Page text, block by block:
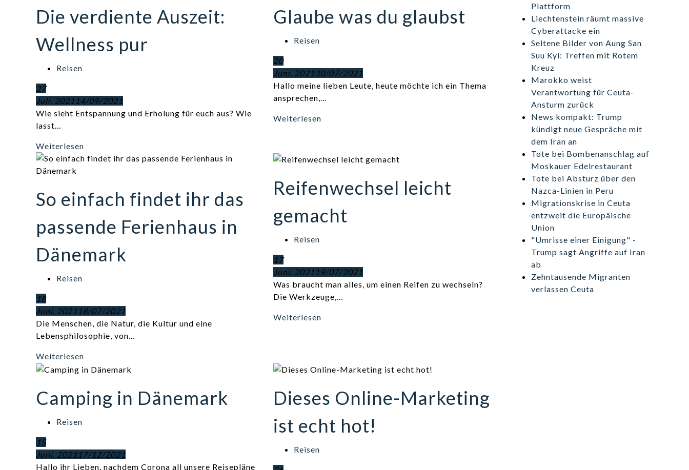
Die verdiente Auszeit:
Wellness pur
Reisen
27
Juli, 2021 14/09/2021
Wie sieht Entspannung und Erholung für euch aus? Wie
lasst…
Weiterlesen
Glaube was du glaubst
Reisen
20
Juni, 202130/07/2021
Hallo meine lieben Leute, heute möchte ich ein Thema
ansprechen,…
Weiterlesen
So einfach findet ihr das
passende Ferienhaus in
Dänemark
Reisen
18
Juni, 2021 18/07/2021
Die Menschen, die Natur, die Kultur und eine
Lebensphilosophie, von…
Weiterlesen
Reifenwechsel leicht
gemacht
Reisen
17
Juni, 2021 19/07/2021
Was braucht man alles, um einen Reifen zu wechseln?
Die Werkzeuge,…
Weiterlesen
Camping in Dänemark
Reisen
15
Juni, 2021 17/12/2021
Hallo ihr Lieben, nachdem Corona all unsere Reisepläne
Dieses Online-Marketing
ist echt hot!
Reisen
Plattform
Liechtenstein räumt massive
Cyberattacke ein
Seltene Bilder von Aung San
Suu Kyi: Treffen mit Rotem
Kreuz
Marokko weist
Verantwortung für Ceuta-
Ansturm zurück
News kompakt: Trump
kündigt neue Gespräche mit
dem Iran an
Tote bei Bombenanschlag auf
Moskauer Edelrestaurant
Tote bei Absturz über den
Nazca-Linien in Peru
Migrationskrise in Ceuta
entzweit die Europäische
Union
"Umrisse einer Einigung" -
Trump sagt Angriffe auf Iran
ab
Zehntausende Migranten
verlassen Ceuta